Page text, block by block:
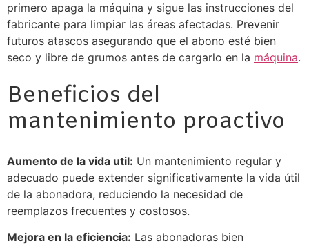
primero apaga la máquina y sigue las instrucciones del
fabricante para limpiar las áreas afectadas. Prevenir
futuros atascos asegurando que el abono esté bien
seco y libre de grumos antes de cargarlo en la máquina.
Beneficios del
mantenimiento proactivo
Aumento de la vida util: Un mantenimiento regular y
adecuado puede extender significativamente la vida útil
de la abonadora, reduciendo la necesidad de
reemplazos frecuentes y costosos.
Mejora en la eficiencia: Las abonadoras bien